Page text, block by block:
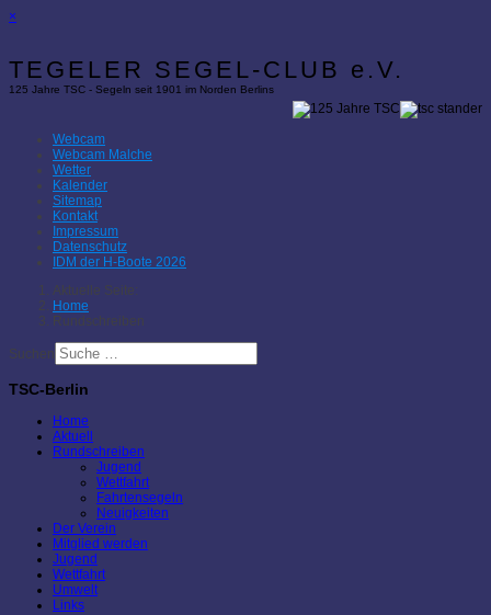
×
TEGELER SEGEL-CLUB e.V.
125 Jahre TSC - Segeln seit 1901 im Norden Berlins
Webcam
Webcam Malche
Wetter
Kalender
Sitemap
Kontakt
Impressum
Datenschutz
IDM der H-Boote 2026
Aktuelle Seite:
Home
Rundschreiben
Suchen
TSC-Berlin
Home
Aktuell
Rundschreiben
Jugend
Wettfahrt
Fahrtensegeln
Neuigkeiten
Der Verein
Mitglied werden
Jugend
Wettfahrt
Umwelt
Links